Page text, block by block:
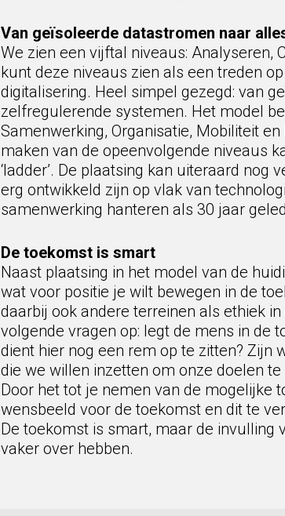
Van geïsoleerde datastromen naar
We zien een vijftal niveaus: Analyseren,
kunt deze niveaus zien als een treden
digitalisering. Heel simpel gezegd: van
zelfregulerende systemen. Het model
Samenwerking, Organisatie, Mobiliteit
maken van de opeenvolgende niveaus
‘ladder’. De plaatsing kan uiteraard
erg ontwikkeld zijn op vlak van
samenwerking hanteren als 30 jaar
De toekomst is smart
Naast plaatsing in het model van de
wat voor positie je wilt bewegen in de
daarbij ook andere terreinen als ethiek
volgende vragen op: legt de mens in de
dient hier nog een rem op te zitten? Zijn
die we willen inzetten om onze doelen te
Door het tot je nemen van de mogelijke
wensbeeld voor de toekomst en dit te
De toekomst is smart, maar de invulling
vaker over hebben.